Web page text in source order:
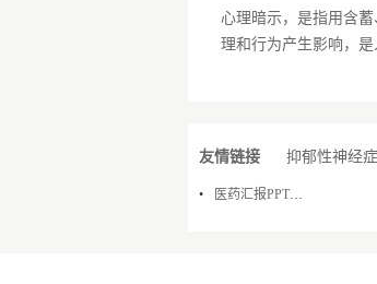
心理暗示，是指用含
理和行为产生影响，
友情链接 抑郁性神经
医药汇报PPT模板